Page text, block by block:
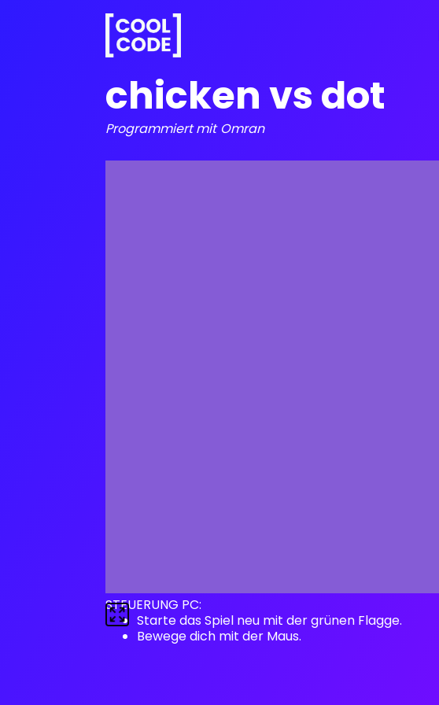
chicken vs dot
Programmiert mit Omran
STEUERUNG PC:
Starte das Spiel neu mit der grünen Flagge.
Bewege dich mit der Maus.